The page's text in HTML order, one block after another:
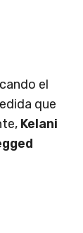
el
que
Kelani